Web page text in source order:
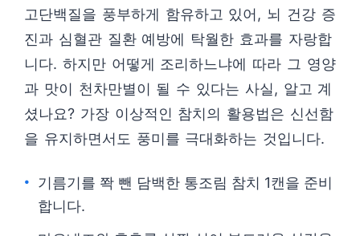
고단백질을 풍부하게 함유하고 있어, 뇌 건강 증
진과 심혈관 질환 예방에 탁월한 효과를 자랑합
니다. 하지만 어떻게 조리하느냐에 따라 그 영양
과 맛이 천차만별이 될 수 있다는 사실, 알고 계
셨나요? 가장 이상적인 참치의 활용법은 신선함
을 유지하면서도 풍미를 극대화하는 것입니다.
기름기를 쫙 뺀 담백한 통조림 참치 1캔을 준비
합니다.